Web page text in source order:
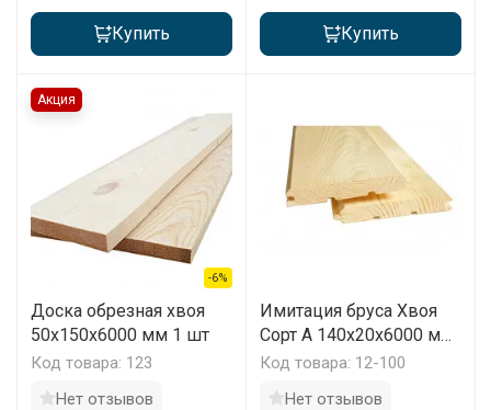
Купить Купить
Акция
-6%
Доска обрезная хвоя
50х150х6000 мм 1 шт
Код товара: 123
Нет отзывов
Имитация бруса Хвоя
Сорт А 140х20х6000 мм
1 м2
Код товара: 12-100
Нет отзывов